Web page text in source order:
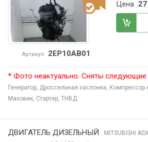
Артикул 2EP10AB01
Цена
* Фото неактуально. Сняты следующие
Генератор, Дроссельная заслонка, Компрессор
Маховик, Стартер, ТНВД
ДВИГАТЕЛЬ ДИЗЕЛЬНЫЙ MITSUBISHI ASX